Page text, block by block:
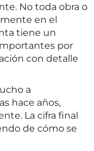
No toda obra o
en el
tiene un
por
con detalle
a
hace años,
La cifra final
de cómo se